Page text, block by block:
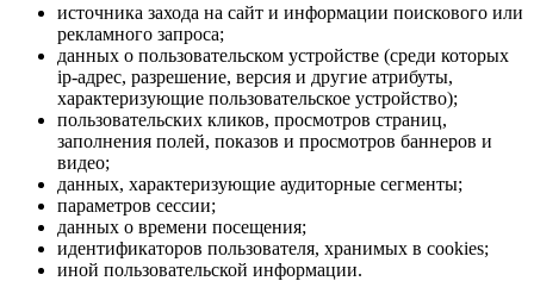
источника захода на сайт и информации поискового или
рекламного запроса;
данных о пользовательском устройстве (среди которых
ip-адрес, разрешение, версия и другие атрибуты,
характеризующие пользовательское устройство);
пользовательских кликов, просмотров страниц,
заполнения полей, показов и просмотров баннеров и
видео;
данных, характеризующие аудиторные сегменты;
параметров сессии;
данных о времени посещения;
идентификаторов пользователя, хранимых в cookies;
иной пользовательской информации.